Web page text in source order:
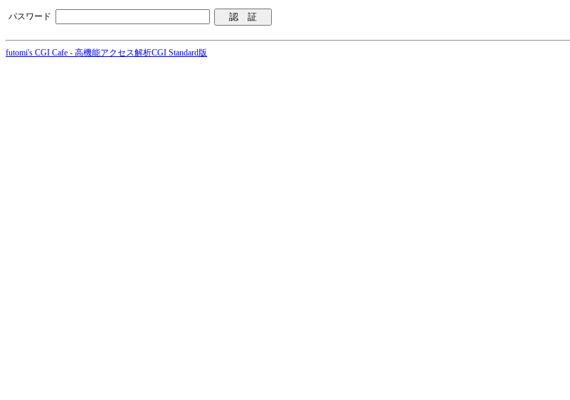
パスワード
futomi's CGI Cafe - 高機能アクセス解析CGI Standard版